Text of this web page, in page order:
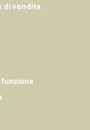
di vendita